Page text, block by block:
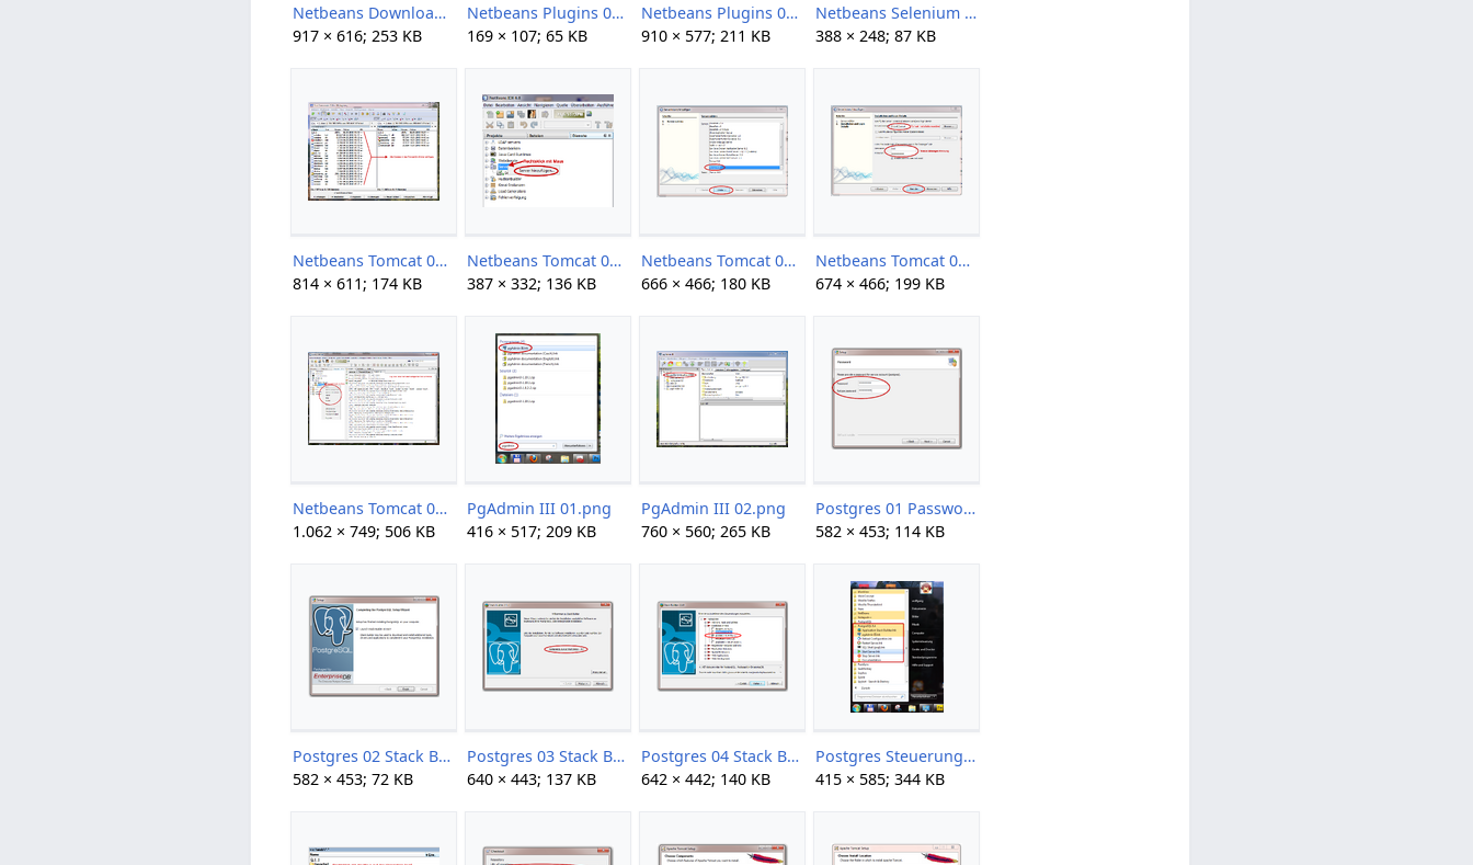
Netbeans Download.png
917 × 616; 253 KB
Netbeans Plugins 01.png
169 × 107; 65 KB
Netbeans Plugins 02.png
910 × 577; 211 KB
Netbeans Selenium 01.png
388 × 248; 87 KB
Netbeans Tomcat 00.png
814 × 611; 174 KB
Netbeans Tomcat 01.png
387 × 332; 136 KB
Netbeans Tomcat 02.png
666 × 466; 180 KB
Netbeans Tomcat 03.png
674 × 466; 199 KB
Netbeans Tomcat 04.png
1.062 × 749; 506 KB
PgAdmin III 01.png
416 × 517; 209 KB
PgAdmin III 02.png
760 × 560; 265 KB
Postgres 01 Password.png
582 × 453; 114 KB
Postgres 02 Stack Builder.png
582 × 453; 72 KB
Postgres 03 Stack Builder.png
640 × 443; 137 KB
Postgres 04 Stack Builder.png
642 × 442; 140 KB
Postgres Steuerung.png
415 × 585; 344 KB